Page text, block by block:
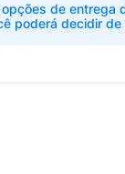
de entrega
poderá decidir de